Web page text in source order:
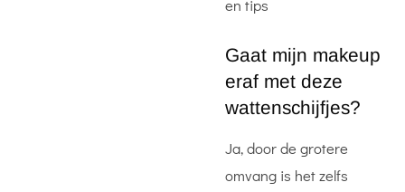
en tips
Gaat mijn makeup
eraf met deze
wattenschijfjes?
Ja, door de grotere
omvang is het zelfs